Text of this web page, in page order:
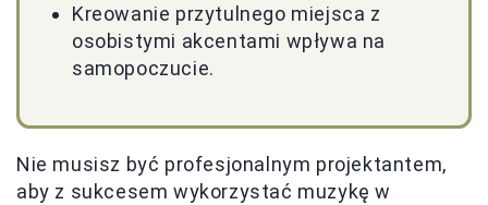
Kreowanie przytulnego miejsca z
osobistymi akcentami wpływa na
samopoczucie.
Nie musisz być profesjonalnym projektantem,
aby z sukcesem wykorzystać muzykę w